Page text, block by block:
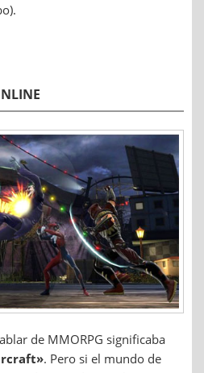
de MMORPG significaba
. Pero si el mundo de